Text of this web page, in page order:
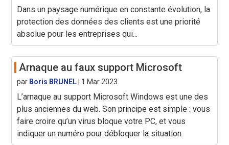
Dans un paysage numérique en constante évolution, la
protection des données des clients est une priorité
absolue pour les entreprises qui...
Arnaque au faux support Microsoft
par Boris BRUNEL 1 Mar 2023
L’arnaque au support Microsoft Windows est une des
plus anciennes du web. Son principe est simple : vous
faire croire qu’un virus bloque votre PC, et vous
indiquer un numéro pour débloquer la situation.